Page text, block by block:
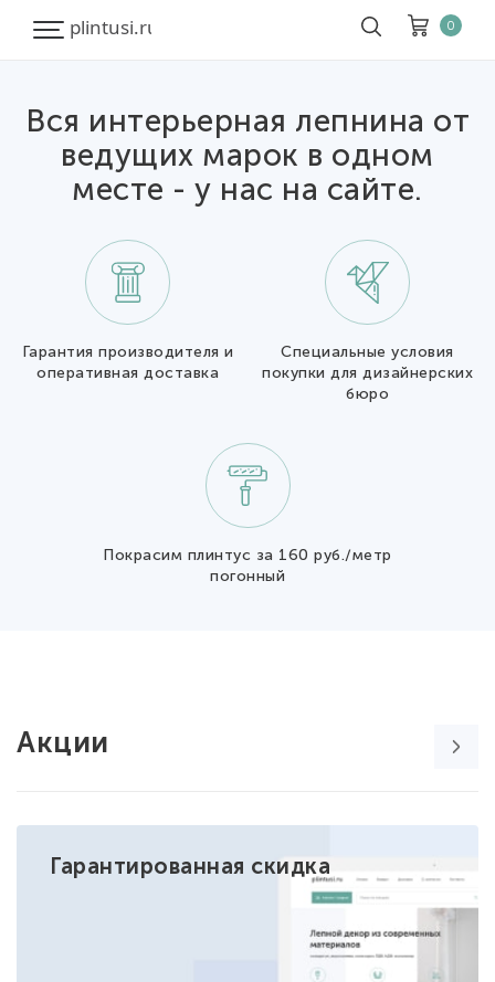
Корзина Очистить все
Итого к оплате
0
Вся интерьерная лепнина от
ведущих марок в одном
месте - у нас на сайте.
Гарантия производителя и
оперативная доставка
Специальные условия
покупки для дизайнерских
бюро
Покрасим плинтус за 160 руб./метр
погонный
Акции
Гарантированная скидка